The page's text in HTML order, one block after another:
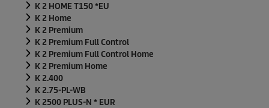
K 2 HOME T150 *EU
K 2 Home
K 2 Premium
K 2 Premium Full Control
K 2 Premium Full Control Home
K 2 Premium Home
K 2.400
K 2.75-PL-WB
K 2500 PLUS-N * EUR